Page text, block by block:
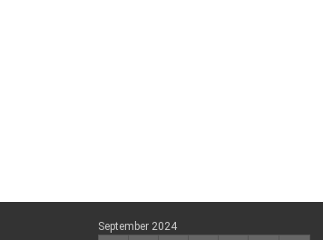
September 2024